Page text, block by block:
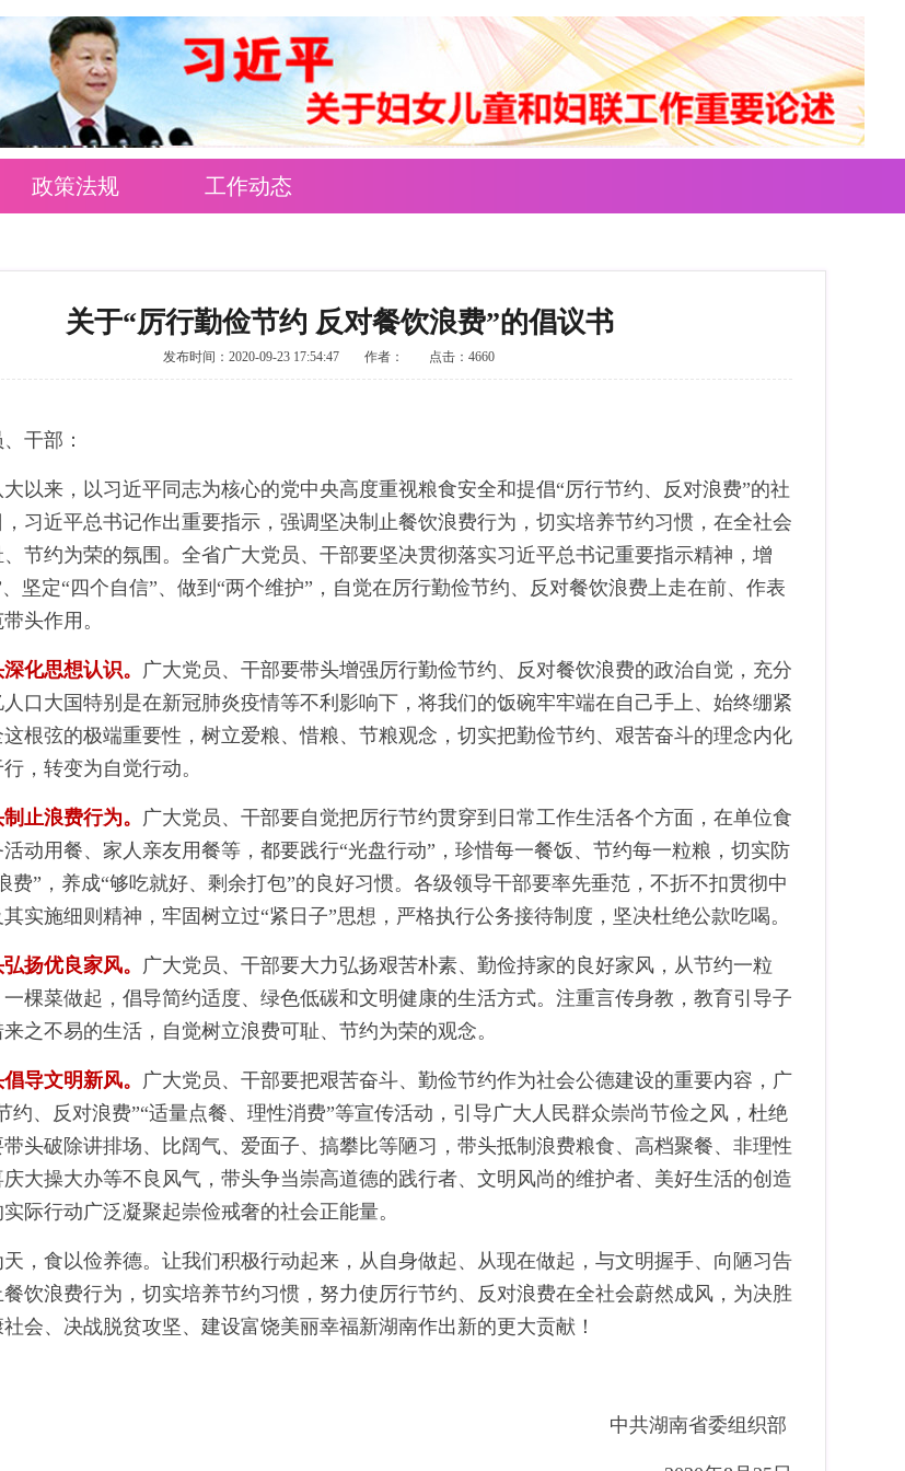
政策法规 工作动态
关于“厉行勤俭节约 反对餐饮浪费”的倡议书
发布时间：2020-09-23 17:54:47 作者： 点击：4660
干部：
以来，以习近平同志为核心的党中央高度重视粮食安全和提倡“厉行节约、反对浪费”的社
习近平总书记作出重要指示，强调坚决制止餐饮浪费行为，切实培养节约习惯，在全社会
节约为荣的氛围。全省广大党员、干部要坚决贯彻落实习近平总书记重要指示精神，增
坚定“四个自信”、做到“两个维护”，自觉在厉行勤俭节约、反对餐饮浪费上走在前、作表
头作用。
化思想认识。 广大党员、干部要带头增强厉行勤俭节约、反对餐饮浪费的政治自觉，充分
口大国特别是在新冠肺炎疫情等不利影响下，将我们的饭碗牢牢端在自己手上、始终绷紧
这根弦的极端重要性，树立爱粮、惜粮、节粮观念，切实把勤俭节约、艰苦奋斗的理念内化
，转变为自觉行动。
止浪费行为。 广大党员、干部要自觉把厉行节约贯穿到日常工作生活各个方面，在单位食
动用餐、家人亲友用餐等，都要践行“光盘行动”，珍惜每一餐饭、节约每一粒粮，切实防
费”，养成“够吃就好、剩余打包”的良好习惯。各级领导干部要率先垂范，不折不扣贯彻中
实施细则精神，牢固树立过“紧日子”思想，严格执行公务接待制度，坚决杜绝公款吃喝。
扬优良家风。 广大党员、干部要大力弘扬艰苦朴素、勤俭持家的良好家风，从节约一粒
棵菜做起，倡导简约适度、绿色低碳和文明健康的生活方式。注重言传身教，教育引导子
之不易的生活，自觉树立浪费可耻、节约为荣的观念。
导文明新风。 广大党员、干部要把艰苦奋斗、勤俭节约作为社会公德建设的重要内容，广
约、反对浪费”“适量点餐、理性消费”等宣传活动，引导广大人民群众崇尚节俭之风，杜绝
头破除讲排场、比阔气、爱面子、搞攀比等陋习，带头抵制浪费粮食、高档聚餐、非理性
大操大办等不良风气，带头争当崇高道德的践行者、文明风尚的维护者、美好生活的创造
际行动广泛凝聚起崇俭戒奢的社会正能量。
天，食以俭养德。让我们积极行动起来，从自身做起、从现在做起，与文明握手、向陋习告
饮浪费行为，切实培养节约习惯，努力使厉行节约、反对浪费在全社会蔚然成风，为决胜
会、决战脱贫攻坚、建设富饶美丽幸福新湖南作出新的更大贡献！
中共湖南省委组织部